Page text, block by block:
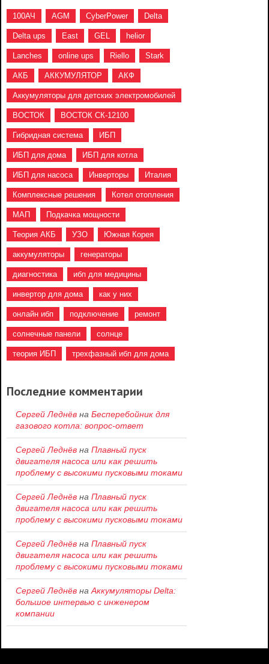
100АЧ AGM CyberPower Delta
Delta ups East GEL helior
Lanches online ups Riello Stark
АКБ АККУМУЛЯТОР АКФ
Аккумуляторы для детских электромобилей
ВОСТОК ВОСТОК СК-12100
Гибридная система ИБП
ИБП для дома ИБП для котла
ИБП для насоса Инверторы Италия
Комплексные решения Котел отопления
МАП Подкачка мощности
Теория АКБ УЗО Южная Корея
аккумуляторы генераторы
диагностика ибп для медицины
инвертор для дома как у них
онлайн ибп подключение ремонт
солнечные панели солнце
теория ИБП трехфазный ибп для дома
Последние комментарии
Сергей Леднёв наБесперебойник для
газового котла: вопрос-ответ
Сергей Леднёв наПлавный пуск
двигателя насоса или как решить
проблему c высокими пусковыми токами
Сергей Леднёв наПлавный пуск
двигателя насоса или как решить
проблему c высокими пусковыми токами
Сергей Леднёв наПлавный пуск
двигателя насоса или как решить
проблему c высокими пусковыми токами
Сергей Леднёв наАккумуляторы Delta:
большое интервью с инженером
компании